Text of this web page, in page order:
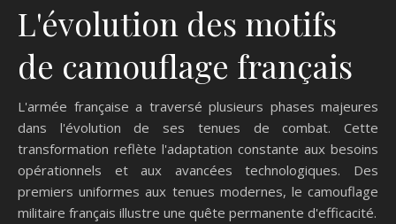
L'évolution des motifs
de camouflage français
L'armée française a traversé plusieurs phases majeures
dans l'évolution de ses tenues de combat. Cette
transformation reflète l'adaptation constante aux besoins
opérationnels et aux avancées technologiques. Des
premiers uniformes aux tenues modernes, le camouflage
militaire français illustre une quête permanente d'efficacité.